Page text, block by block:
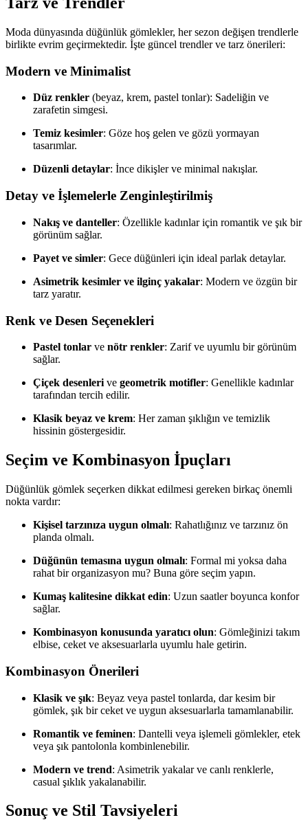
Moda dünyasında düğünlük gömlekler, her sezon değişen trendlerle
birlikte evrim geçirmektedir. İşte güncel trendler ve tarz önerileri:
Modern ve Minimalist
Düz renkler (beyaz, krem, pastel tonlar): Sadeliğin ve
zarafetin simgesi.
Temiz kesimler: Göze hoş gelen ve gözü yormayan
tasarımlar.
Düzenli detaylar: İnce dikişler ve minimal nakışlar.
Detay ve İşlemelerle Zenginleştirilmiş
Nakış ve danteller: Özellikle kadınlar için romantik ve şık bir
görünüm sağlar.
Payet ve simler: Gece düğünleri için ideal parlak detaylar.
Asimetrik kesimler ve ilginç yakalar: Modern ve özgün bir
tarz yaratır.
Renk ve Desen Seçenekleri
Pastel tonlar ve nötr renkler: Zarif ve uyumlu bir görünüm
sağlar.
Çiçek desenleri ve geometrik motifler: Genellikle kadınlar
tarafından tercih edilir.
Klasik beyaz ve krem: Her zaman şıklığın ve temizlik
hissinin göstergesidir.
Seçim ve Kombinasyon İpuçları
Düğünlük gömlek seçerken dikkat edilmesi gereken birkaç önemli
nokta vardır:
Kişisel tarzınıza uygun olmalı: Rahatlığınız ve tarzınız ön
planda olmalı.
Düğünün temasına uygun olmalı: Formal mi yoksa daha
rahat bir organizasyon mu? Buna göre seçim yapın.
Kumaş kalitesine dikkat edin: Uzun saatler boyunca konfor
sağlar.
Kombinasyon konusunda yaratıcı olun: Gömleğinizi takım
elbise, ceket ve aksesuarlarla uyumlu hale getirin.
Kombinasyon Önerileri
Klasik ve şık: Beyaz veya pastel tonlarda, dar kesim bir
gömlek, şık bir ceket ve uygun aksesuarlarla tamamlanabilir.
Romantik ve feminen: Dantelli veya işlemeli gömlekler, etek
veya şık pantolonla kombinlenebilir.
Modern ve trend: Asimetrik yakalar ve canlı renklerle,
casual şıklık yakalanabilir.
Sonuç ve Stil Tavsiyeleri